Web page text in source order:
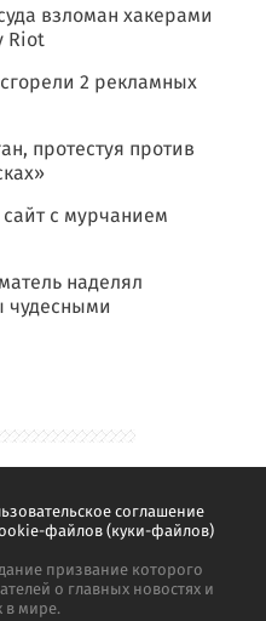
взломан хакерами
Riot
2 рекламных
протестуя против
с мурчанием
наделял
чудесными
соглашение
файлов (куки-файлов)
призвание которого
о главных новостях и
в мире.